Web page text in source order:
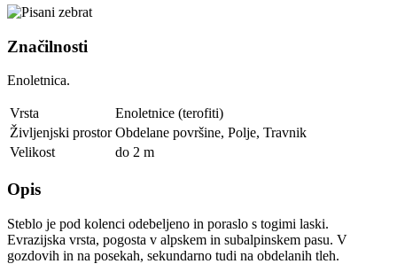
Značilnosti
Enoletnica.
Vrsta
Enoletnice (terofiti)
Življenjski prostor Obdelane površine, Polje, Travnik
Velikost
do 2 m
Opis
Steblo je pod kolenci odebeljeno in poraslo s togimi laski.
Evrazijska vrsta, pogosta v alpskem in subalpinskem pasu. V
gozdovih in na posekah, sekundarno tudi na obdelanih tleh.